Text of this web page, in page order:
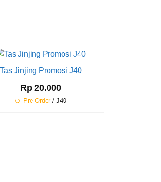
Tas Jinjing Promosi J40
Rp 20.000
Pre Order/ J40